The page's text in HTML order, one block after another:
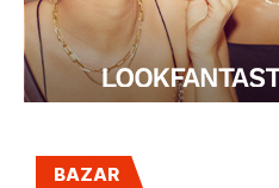
BAZAR